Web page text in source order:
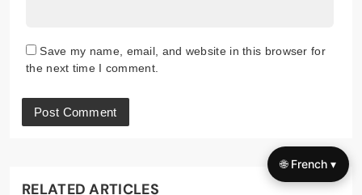
Save my name, email, and website in this browser for
the next time I comment.
RELATED ARTICLES
🌐 French ▾